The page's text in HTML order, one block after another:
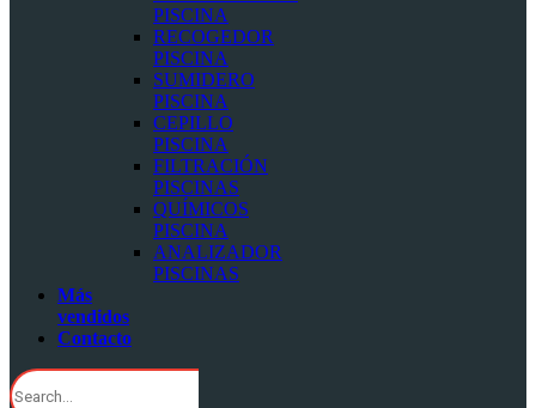
PISCINA
RECOGEDOR
PISCINA
SUMIDERO
PISCINA
CEPILLO
PISCINA
FILTRACIÓN
PISCINAS
QUÍMICOS
PISCINA
ANALIZADOR
PISCINAS
Más
vendidos
Contacto